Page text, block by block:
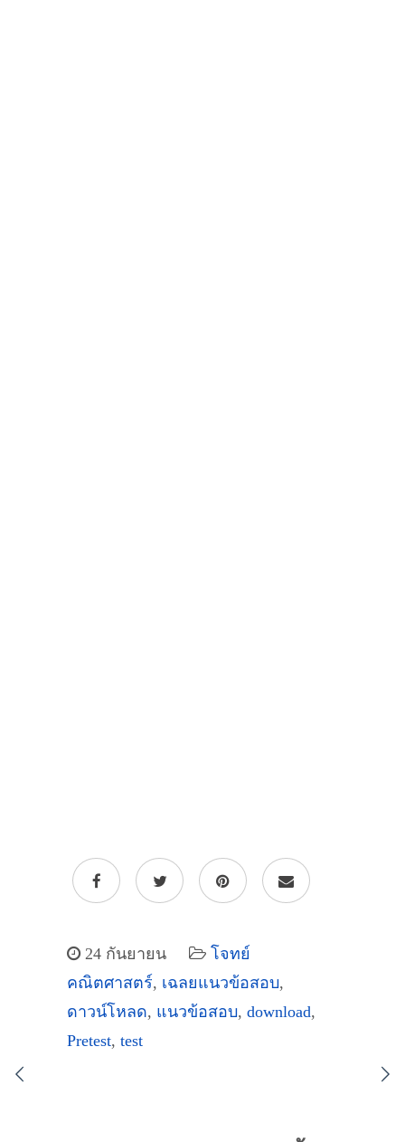
24 กันยายน
โจทย์
คณิตศาสตร์, เฉลยแนวข้อสอบ,
ดาวน์โหลด, แนวข้อสอบ, download,
Pretest, test